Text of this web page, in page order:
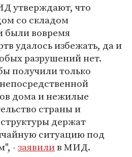
утверждают, что
со складом
были вовремя
удалось избежать, да и
разрушений нет.
получили только
дома и нежилые
страны и
держат
ситуацию под
-заявилив МИД.